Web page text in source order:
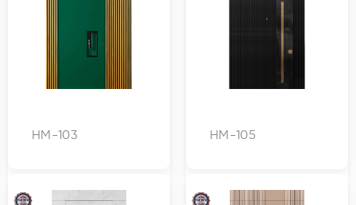
HM-103 HM-105